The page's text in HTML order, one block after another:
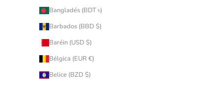
Bangladés (BDT ৳)
Barbados (BBD $)
Baréin (USD $)
Bélgica (EUR €)
Belice (BZD $)